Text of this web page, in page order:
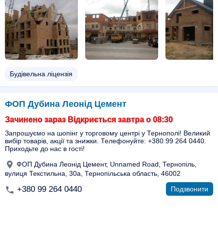
Будівельна ліцензія
ФОП Дубина Леонід Цемент
Зачинено зараз Відкриється завтра о 08:30
Запрошуємо на шопінг у торговому центрі у Тернополі! Великий
вибір товарів, акції та знижки. Телефонуйте: +380 99 264 0440.
Приходьте до нас в гості!
ФОП Дубина Леонід Цемент, Unnamed Road, Тернопіль,
вулиця Текстильна, 30а, Тернопільська область, 46002
+380 99 264 0440 Подзвонити